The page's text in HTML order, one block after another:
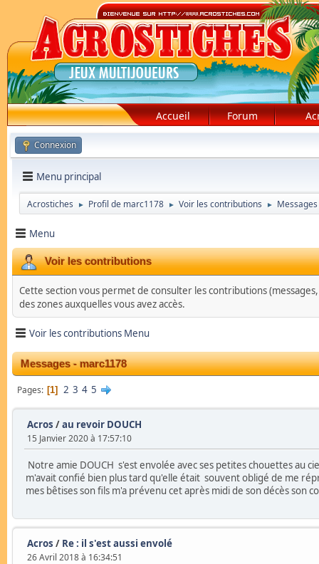
Accueil Forum
Connexion
Menu principal
Acrostiches ► Profil de marc1178 ► Voir les contributions ► Messages
Menu
Voir les contributions
Cette section vous permet de consulter les contributions
des zones auxquelles vous avez accès.
Voir les contributions Menu
Messages - marc1178
Pages 1 2 3 4 5
Acros /au revoir DOUCH
15 Janvier 2020 à 17:57:10
Notre amie DOUCH s'est envolée avec ses petites chouettes au
m'avait confié bien plus tard qu'elle était souvent obligé de me
mes bêtises son fils m'a prévenu cet après midi de son décès son
Acros / Re : il s'est aussi envolé
26 Avril 2018 à 16:34:51